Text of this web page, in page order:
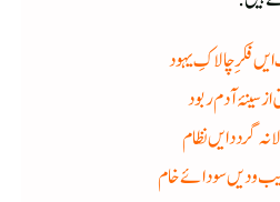
فکرِ چالاکِ یہود
سینۂ آدم ربود
نہ گردد ایں نظام
و دیں سودائے خام